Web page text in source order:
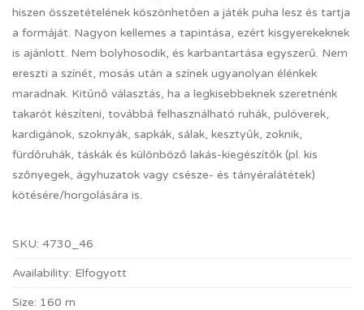
hiszen összetételének köszönhetően a játék puha lesz és tartja
a formáját. Nagyon kellemes a tapintása, ezért kisgyerekeknek
is ajánlott. Nem bolyhosodik, és karbantartása egyszerű. Nem
ereszti a színét, mosás után a színek ugyanolyan élénkek
maradnak. Kitűnő választás, ha a legkisebbeknek szeretnénk
takarót készíteni, továbbá felhasználható ruhák, pulóverek,
kardigánok, szoknyák, sapkák, sálak, kesztyűk, zoknik,
fürdőruhák, táskák és különböző lakás-kiegészítők (pl. kis
szőnyegek, ágyhuzatok vagy csésze- és tányéralátétek)
kötésére/horgolására is.
SKU: 4730_46
Availability: Elfogyott
Size: 160 m